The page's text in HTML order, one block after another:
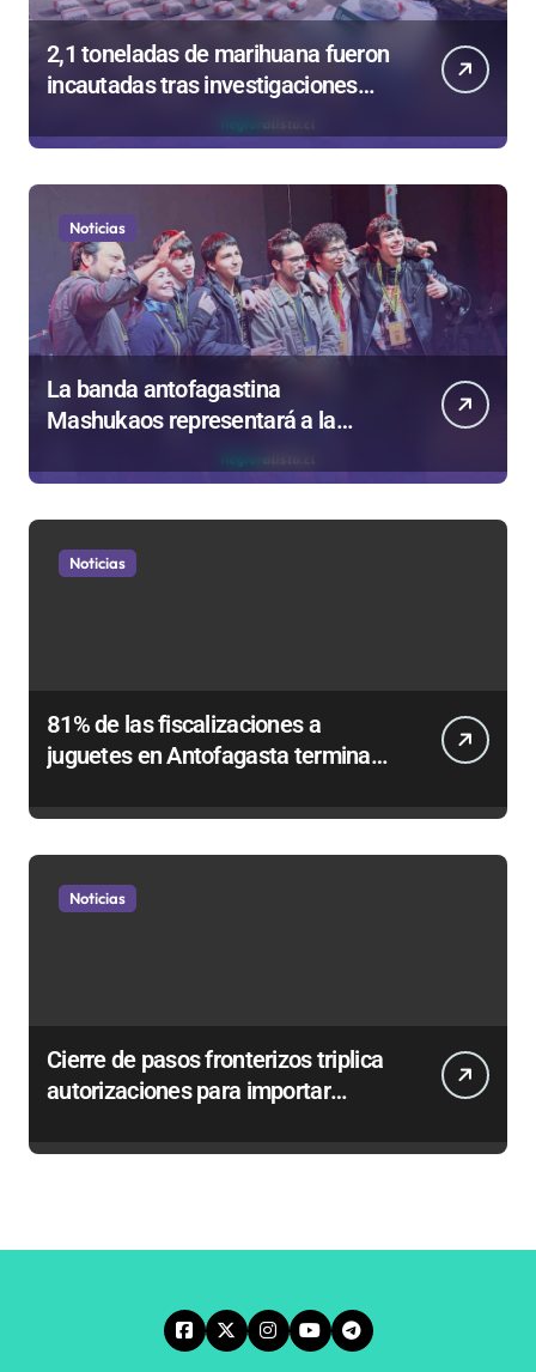
2,1 toneladas de marihuana fueron
incautadas tras investigaciones
Noticias
La banda antofagastina
Mashukaos representará a la
de Valparaíso
Noticias
81% de las fiscalizaciones a
juguetes en Antofagasta termina
Noticias
Cierre de pasos fronterizos triplica
autorizaciones para importar